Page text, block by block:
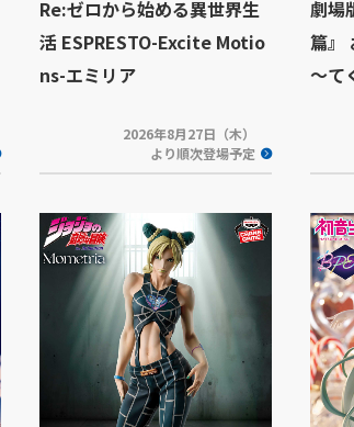
Re:ゼロから始める異世界生
活 ESPRESTO-Excite Motio
ns-エミリア
2026年8月27日（木）
より順次登場予定
劇場
篇』
～て